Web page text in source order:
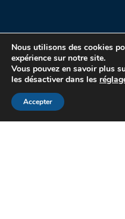
Nous utilisons des cookies
expérience sur notre site.
Vous pouvez en savoir plus
les désactiver dans les
Accepter